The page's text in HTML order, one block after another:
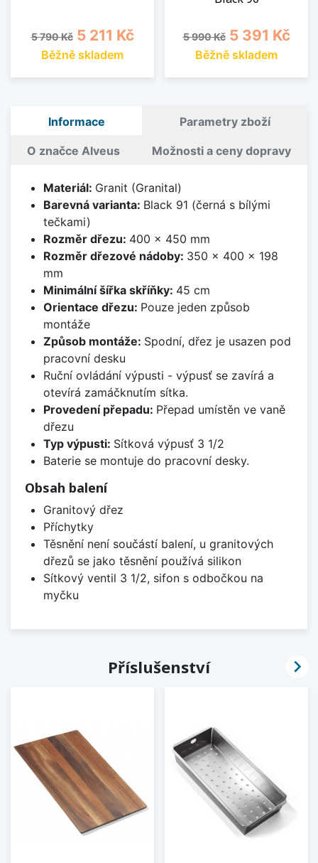
Běžná cena
5 790 Kč Cena
5 211 Kč
Běžně skladem
Běžná cena
5 990 Kč Cena
5 391 Kč
Běžně skladem
Informace Parametry zboží
O značce Alveus Možnosti a ceny dopravy
Materiál: Granit (Granital)
Barevná varianta: Black 91 (černá s bílými
tečkami)
Rozměr dřezu: 400 x 450 mm
Rozměr dřezové nádoby: 350 x 400 x 198
mm
Minimální šířka skříňky: 45 cm
Orientace dřezu: Pouze jeden způsob
montáže
Způsob montáže: Spodní, dřez je usazen pod
pracovní desku
Ruční ovládání výpusti - výpusť se zavírá a
otevírá zamáčknutím sítka.
Provedení přepadu: Přepad umístěn ve vaně
dřezu
Typ výpusti: Sítková výpusť 3 1/2
Baterie se montuje do pracovní desky.
Obsah balení
Granitový dřez
Příchytky
Těsnění není součástí balení, u granitových
dřezů se jako těsnění používá silikon
Sítkový ventil 3 1/2, sifon s odbočkou na
myčku
Příslušenství 